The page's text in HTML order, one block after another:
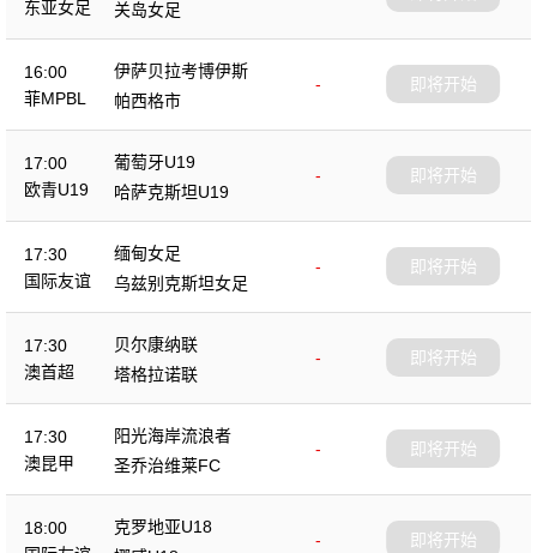
东亚女足
关岛女足
16:00
菲MPBL
伊萨贝拉考博伊斯
-
帕西格市
即将开始
17:00
欧青U19
葡萄牙U19
-
哈萨克斯坦U19
即将开始
17:30
国际友谊
缅甸女足
-
乌兹别克斯坦女足
即将开始
17:30
澳首超
贝尔康纳联
-
塔格拉诺联
即将开始
17:30
澳昆甲
阳光海岸流浪者
-
圣乔治维莱FC
即将开始
18:00
克罗地亚U18
-
即将开始